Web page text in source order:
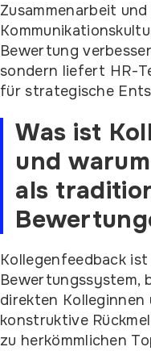
Zusammenarbeit
Bewertung
sondern liefert HR-
für strategische
Was ist
und
als
Kollegenfeedback
Bewertungssystem,
direkten Kolleginnen
konstruktive
zu herkömmlichen